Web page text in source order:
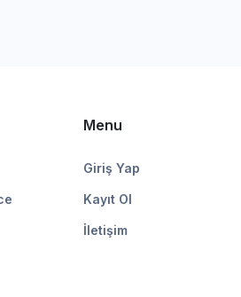
Menu
Giriş Yap
Kayıt Ol
İletişim